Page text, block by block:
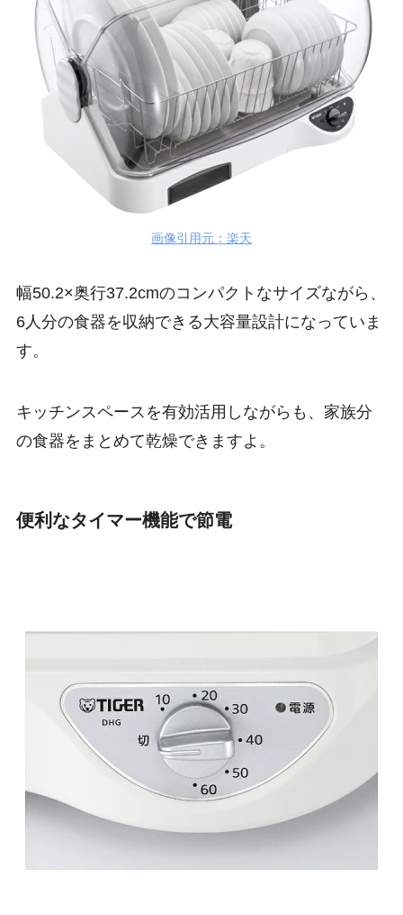
画像引用元：楽天
幅50.2×奥行37.2cmのコンパクトなサイズながら、
6人分の食器を収納できる大容量設計になっていま
す。
キッチンスペースを有効活用しながらも、家族分
の食器をまとめて乾燥できますよ。
便利なタイマー機能で節電